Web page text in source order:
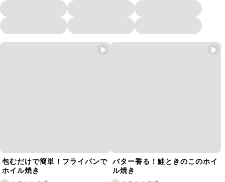
包むだけで簡単！フライパンで
ホイル焼き
バター香る！鮭ときのこのホイ
ル焼き